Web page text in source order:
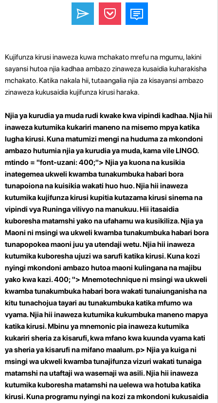
Kujifunza kirusi inaweza kuwa mchakato mrefu na mgumu, lakini
sayansi hutoa njia kadhaa ambazo zinaweza kusaidia kuharakisha
mchakato. Katika nakala hii, tutaangalia njia za kisayansi ambazo
zinaweza kukusaidia kujifunza kirusi haraka.
Njia ya kurudia ya muda rudi kwake kwa vipindi kadhaa. Njia hii
inaweza kutumika kukariri maneno na misemo mpya katika
lugha kirusi. Kuna matumizi mengi na huduma za mkondoni
ambazo hutumia njia ya kurudia ya muda, kama vile LINGO.
mtindo = "font-uzani: 400;"> Njia ya kuona na kusikia
inategemea ukweli kwamba tunakumbuka habari bora
tunapoiona na kuisikia wakati huo huo. Njia hii inaweza
kutumika kujifunza kirusi kupitia kutazama kirusi sinema na
vipindi vya Runinga vilivyo na manukuu. Hii itasaidia
kuboresha matamshi yako na ufahamu wa kusikiliza. Njia ya
Maoni ni msingi wa ukweli kwamba tunakumbuka habari bora
tunapopokea maoni juu ya utendaji wetu. Njia hii inaweza
kutumika kuboresha ujuzi wa sarufi katika kirusi. Kuna kozi
nyingi mkondoni ambazo hutoa maoni kulingana na majibu
yako kwa kazi. 400; "> Mnemotechnique ni msingi wa ukweli
kwamba tunakumbuka habari bora wakati tunaiunganisha na
kitu tunachojua tayari au tunakumbuka katika mfumo wa
vyama. Njia hii inaweza kutumika kukumbuka maneno mapya
katika kirusi. Mbinu ya mnemonic pia inaweza kutumika
kukariri sheria za kisarufi, kwa mfano kwa kuunda vyama kati
ya sheria ya kisarufi na mifano maalum. p> Njia ya kuiga ni
msingi wa ukweli kwamba tunajifunza vizuri wakati tunaiga
matamshi na utaftaji wa wasemaji wa asili. Njia hii inaweza
kutumika kuboresha matamshi na uelewa wa hotuba katika
kirusi. Kuna programu nyingi na kozi za mkondoni kukusaidia